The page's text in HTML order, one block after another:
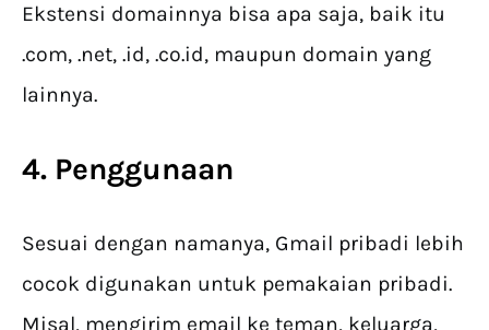
Ekstensi domainnya bisa apa saja, baik itu
.com, .net, .id, .co.id, maupun domain yang
lainnya.
4. Penggunaan
Sesuai dengan namanya, Gmail pribadi lebih
cocok digunakan untuk pemakaian pribadi.
Misal, mengirim email ke teman, keluarga,